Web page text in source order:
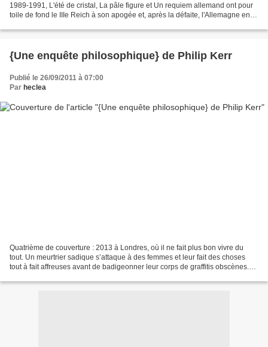
1989-1991, L'été de cristal, La pâle figure et Un requiem allemand ont pour
toile de fond le IIIe Reich à son apogée et, après la défaite, l'Allemagne en
{Une enquête philosophique} de Philip Kerr
Publié le 26/09/2011 à 07:00
Par heclea
Quatrième de couverture : 2013 à Londres, où il ne fait plus bon vivre du
tout. Un meurtrier sadique s’attaque à des femmes et leur fait des choses
tout à fait affreuses avant de badigeonner leur corps de graffitis obscènes.